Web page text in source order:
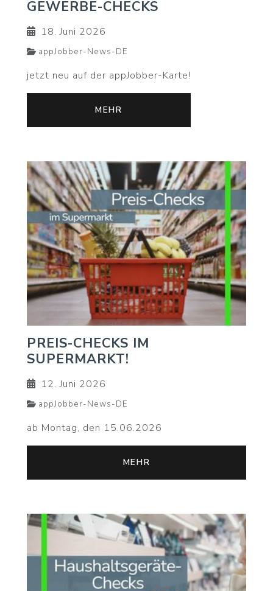
GEWERBE-CHECKS
18. Juni 2026
appJobber-News-DE
jetzt neu auf der appJobber-Karte!
MEHR
PREIS-CHECKS IM
SUPERMARKT!
12. Juni 2026
appJobber-News-DE
ab Montag, den 15.06.2026
MEHR